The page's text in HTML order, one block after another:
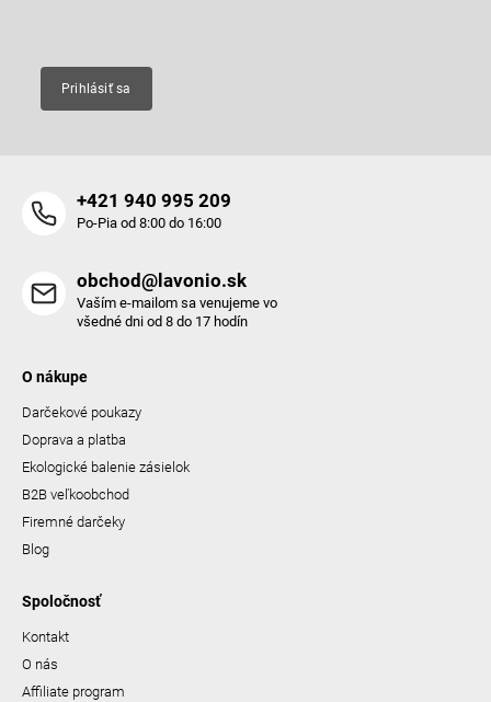
Prihlásiť sa
+421 940 995 209
Po-Pia od 8:00 do 16:00
obchod@lavonio.sk
Vaším e-mailom sa venujeme vo
všedné dni od 8 do 17 hodín
O nákupe
Darčekové poukazy
Doprava a platba
Ekologické balenie zásielok
B2B veľkoobchod
Firemné darčeky
Blog
Spoločnosť
Kontakt
O nás
Affiliate program